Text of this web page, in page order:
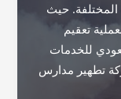
حيث
تعقيم
للخدمات
تطهير مدارس